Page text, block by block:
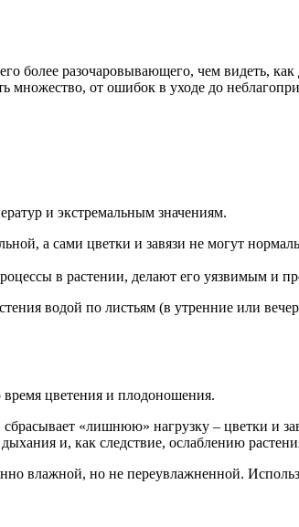
разочаровывающего, чем видеть, как
множество, от ошибок в уходе до
и экстремальным значениям.
а сами цветки и завязи не могут
в растении, делают его уязвимым и
водой по листьям (в утренние или
время цветения и плодоношения.
«лишнюю» нагрузку – цветки и
и, как следствие, ослаблению
влажной, но не переувлажненной.